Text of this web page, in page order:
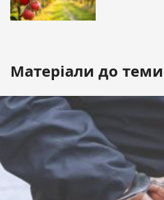
Матеріали до теми